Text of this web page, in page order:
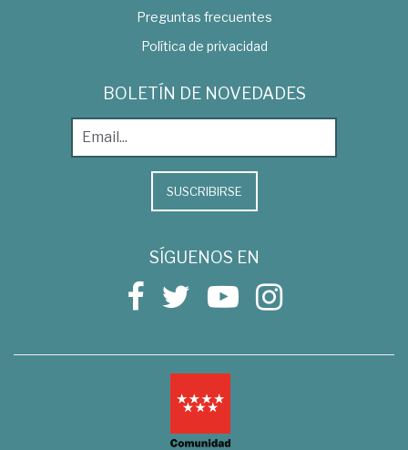
Preguntas frecuentes
Política de privacidad
BOLETÍN DE NOVEDADES
SUSCRIBIRSE
SÍGUENOS EN